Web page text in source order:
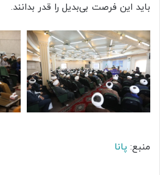
باید این فرصت بی‌بدیل را قدر بدانند.
منبع: پانا